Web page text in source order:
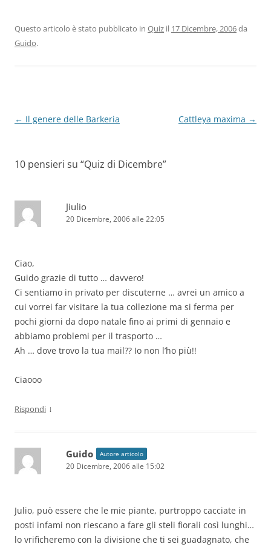
Questo articolo è stato pubblicato in Quiz il 17 Dicembre, 2006da
Guido.
Navigazione
← Il genere delle Barkeria Cattleya maxima →
10 pensieri su “Quiz di Dicembre”
Jiulio
20 Dicembre, 2006 alle 22:05
Ciao,
Guido grazie di tutto … davvero!
Ci sentiamo in privato per discuterne … avrei un amico a
cui vorrei far visitare la tua collezione ma si ferma per
pochi giorni da dopo natale fino ai primi di gennaio e
abbiamo problemi per il trasporto …
Ah … dove trovo la tua mail?? Io non l’ho più!!
Ciaooo
Rispondi ↓
Guido Autore articolo
20 Dicembre, 2006 alle 15:02
Julio, può essere che le mie piante, purtroppo cacciate in
posti infami non riescano a fare gli steli fiorali così lunghi…
lo vrificheremo con la divisione che ti sei guadagnato, che